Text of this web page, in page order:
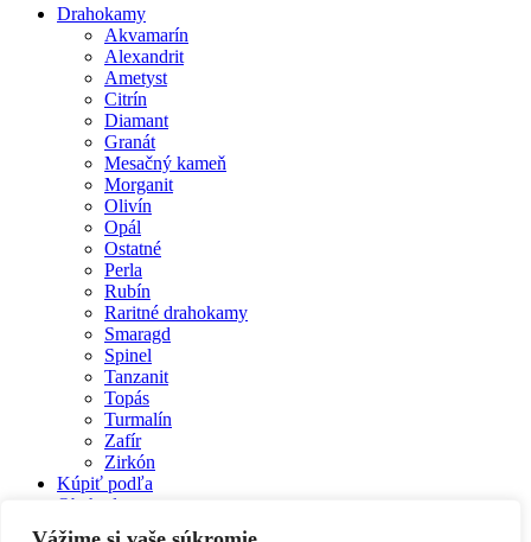
Close
Drahokamy
Akvamarín
Alexandrit
Ametyst
Citrín
Diamant
Granát
Mesačný kameň
Morganit
Olivín
Opál
Ostatné
Perla
Rubín
Raritné drahokamy
Smaragd
Spinel
Tanzanit
Topás
Turmalín
Zafír
Zirkón
Kúpiť podľa
Obchod
Galéria